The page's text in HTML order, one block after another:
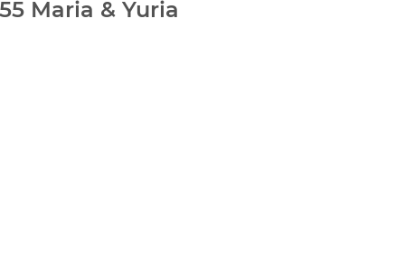
Maria & Yuria